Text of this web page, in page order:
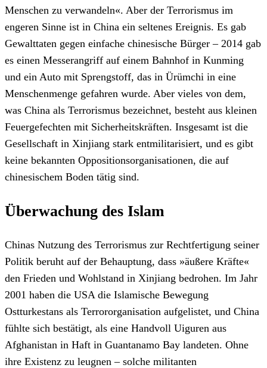
Menschen zu verwandeln«. Aber der Terrorismus im
engeren Sinne ist in China ein seltenes Ereignis. Es gab
Gewalttaten gegen einfache chinesische Bürger – 2014 gab
es einen Messerangriff auf einem Bahnhof in Kunming
und ein Auto mit Sprengstoff, das in Ürümchi in eine
Menschenmenge gefahren wurde. Aber vieles von dem,
was China als Terrorismus bezeichnet, besteht aus kleinen
Feuergefechten mit Sicherheitskräften. Insgesamt ist die
Gesellschaft in Xinjiang stark entmilitarisiert, und es gibt
keine bekannten Oppositionsorganisationen, die auf
chinesischem Boden tätig sind.
Überwachung des Islam
Chinas Nutzung des Terrorismus zur Rechtfertigung seiner
Politik beruht auf der Behauptung, dass »äußere Kräfte«
den Frieden und Wohlstand in Xinjiang bedrohen. Im Jahr
2001 haben die USA die Islamische Bewegung
Ostturkestans als Terrororganisation aufgelistet, und China
fühlte sich bestätigt, als eine Handvoll Uiguren aus
Afghanistan in Haft in Guantanamo Bay landeten. Ohne
ihre Existenz zu leugnen – solche militanten